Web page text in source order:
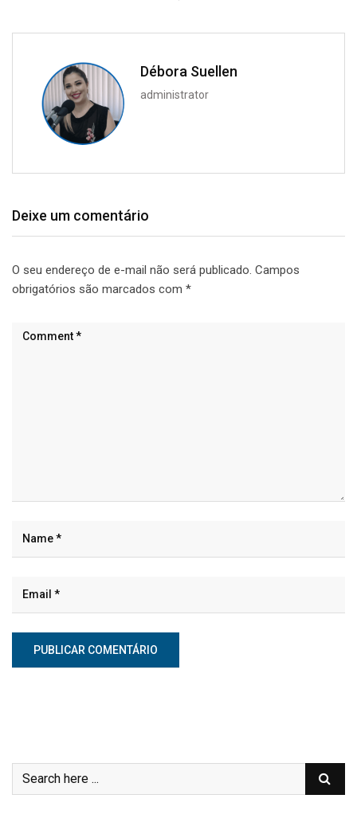
Débora Suellen
administrator
Deixe um comentário
O seu endereço de e-mail não será publicado. Campos
obrigatórios são marcados com *